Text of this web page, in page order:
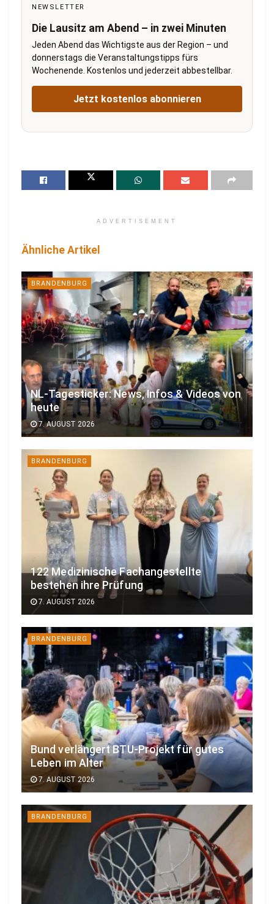
NEWSLETTER
Die Lausitz am Abend – in zwei Minuten
Jeden Abend das Wichtigste aus der Region – und
donnerstags die Veranstaltungstipps fürs
Wochenende. Kostenlos und jederzeit abbestellbar.
Jetzt kostenlos abonnieren
ADVERTISEMENT
Ähnliche Artikel
BRANDENBURG
NL-Tagesticker: News, Infos & Videos von
heute
7. AUGUST 2026
BRANDENBURG
122 Medizinische Fachangestellte
bestehen ihre Prüfung
7. AUGUST 2026
BRANDENBURG
Bund verlängert BTU-Projekt für gutes
Leben im Alter
7. AUGUST 2026
BRANDENBURG